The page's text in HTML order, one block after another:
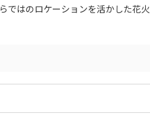
ではのロケーションを活かした花火